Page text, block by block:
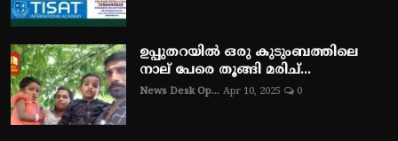
ഉപ്പുതറയിൽ ഒരു കുടുംബത്തിലെ
നാല് പേരെ തൂങ്ങി മരിച്...
News Desk Op... Apr 10, 2025 0